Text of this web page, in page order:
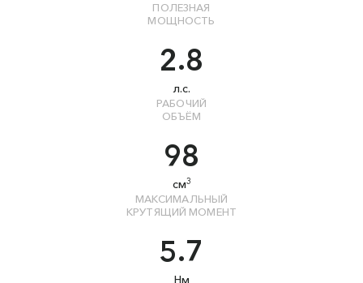
ПОЛЕЗНАЯ
МОЩНОСТЬ
2.8
л.с.
РАБОЧИЙ
ОБЪЁМ
98
см3
МАКСИМАЛЬНЫЙ
КРУТЯЩИЙ МОМЕНТ
5.7
Нм